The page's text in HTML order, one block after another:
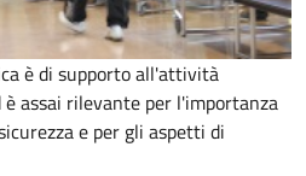
è di supporto all'attività
assai rilevante per l'importanza
e per gli aspetti di